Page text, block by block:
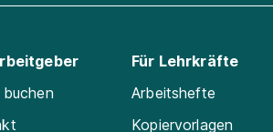
Für Lehrkräfte
Arbeitshefte
Kopiervorlagen